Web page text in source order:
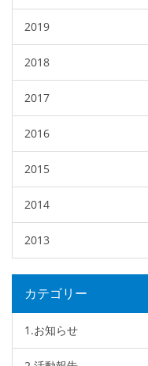
2019
2018
2017
2016
2015
2014
2013
カテゴリー
1.お知らせ